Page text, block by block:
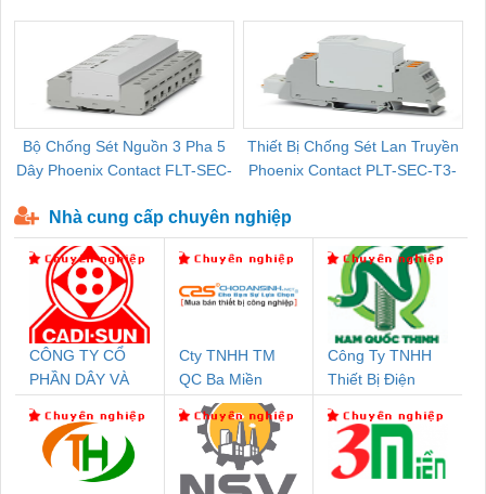
Bộ Chống Sét Nguồn 3 Pha 5
Dây Phoenix Contact FLT-SEC-
Thiết Bị Chống Sét Lan Truyền
Phoenix Contact PLT-SEC-T3-
Nhà cung cấp chuyên nghiệp
CÔNG TY CỔ
PHẦN DÂY VÀ
THƯỢNG ĐÌNH
Cty TNHH TM
QC Ba Miền
Công Ty TNHH
Thiết Bị Điện